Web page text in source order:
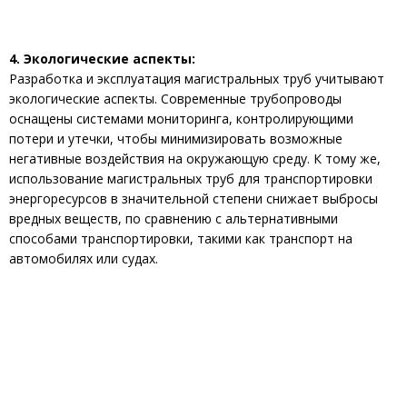
4. Экологические аспекты:
Разработка и эксплуатация магистральных труб учитывают
экологические аспекты. Современные трубопроводы
оснащены системами мониторинга, контролирующими
потери и утечки, чтобы минимизировать возможные
негативные воздействия на окружающую среду. К тому же,
использование магистральных труб для транспортировки
энергоресурсов в значительной степени снижает выбросы
вредных веществ, по сравнению с альтернативными
способами транспортировки, такими как транспорт на
автомобилях или судах.